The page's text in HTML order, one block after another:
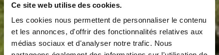
Ce site web utilise des cookies.
Les cookies nous permettent de personnaliser le contenu
et les annonces, d'offrir des fonctionnalités relatives aux
médias sociaux et d'analyser notre trafic. Nous
Felsformation